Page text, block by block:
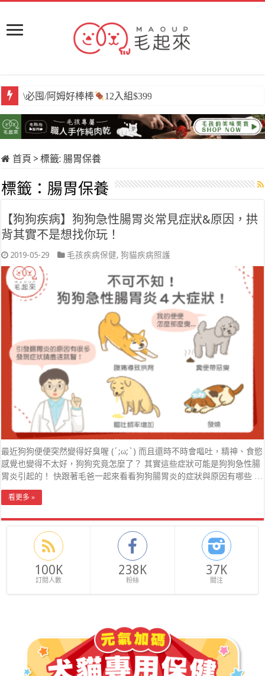
\必囤/阿姆好棒棒 12入組$399
首頁 > 標籤: 腸胃保養
標籤： 腸胃保養
【狗狗疾病】狗狗急性腸胃炎常見症狀&原因，拱
背其實不是想找你玩！
2019-05-29 毛孩疾病保健,狗貓疾病照護
最近狗狗便便突然變得好臭喔 (´;ω;`) 而且還時不時會嘔吐，精神、食慾
感覺也變得不太好，狗狗究竟怎麼了？ 其實這些症狀可能是狗狗急性腸
胃炎引起的！ 快跟著毛爸一起來看看狗狗腸胃炎的症狀與原因有哪些 …
看更多 »
100K
訂閱人數
238K
粉絲
37K
關注